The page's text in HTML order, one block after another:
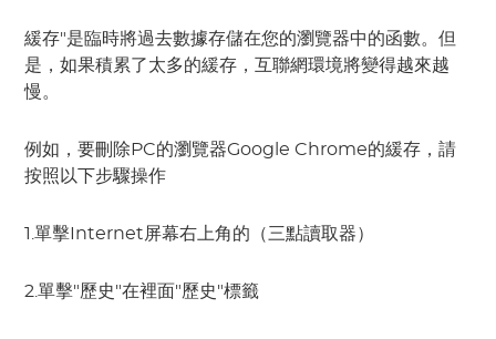
緩存"是臨時將過去數據存儲在您的瀏覽器中的函數。但
是，如果積累了太多的緩存，互聯網環境將變得越來越
慢。
例如，要刪除PC的瀏覽器Google Chrome的緩存，請
按照以下步驟操作
1.單擊Internet屏幕右上角的（三點讀取器）
2.單擊"歷史"在裡面"歷史"標籤